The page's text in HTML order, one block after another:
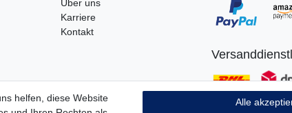
Über uns
Karriere
Kontakt
helfen, diese Website
Alle